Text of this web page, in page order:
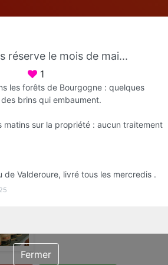
l'App LaCarte
gratuitement l'app LaCarte
et ne rien rater !
réserve le mois de mai...
1
les forêts de Bourgogne : quelques
brins qui embaument.
matins sur la propriété : aucun traitement
de Valderoure, livré tous les mercredis .
Fermer